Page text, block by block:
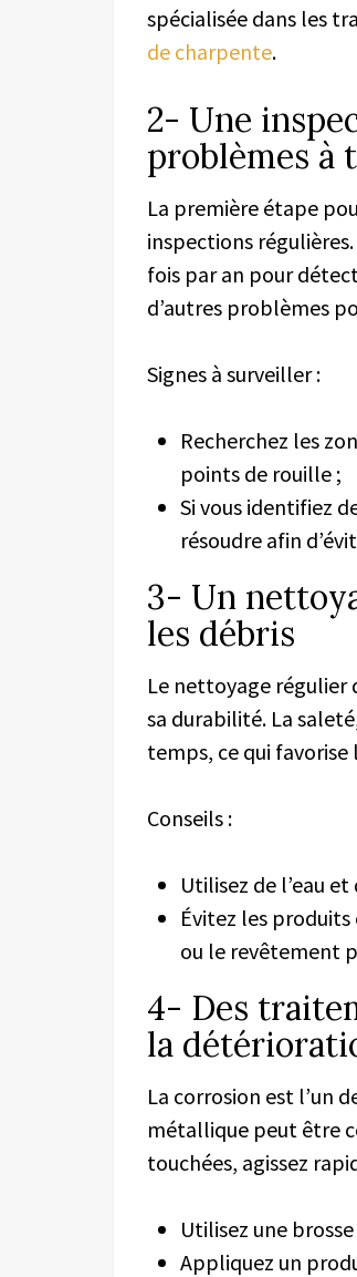
spécialisée dans les
de charpente.
2- Une
problèmes à
La première étape
inspections
fois par an pour
d’autres problèmes
Signes à surveiller :
Recherchez les
points de rouille ;
Si vous identifiez
résoudre afin
3- Un
les débris
Le nettoyage
sa durabilité. La
temps, ce qui favorise
Conseils :
Utilisez de l’eau
Évitez les
ou le revêtement
4- Des
la
La corrosion est l’un
métallique peut être
touchées, agissez
Utilisez une
Appliquez un